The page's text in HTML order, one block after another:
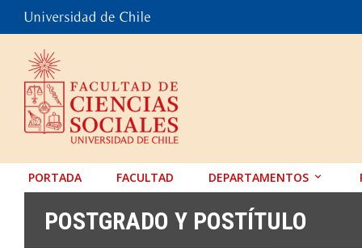
PORTADA FACULTAD
DEPARTAMENTOS
ANTROPOLOGÍA
POSTGRADO Y POSTÍTULO